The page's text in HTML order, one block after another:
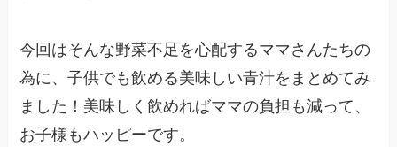
今回はそんな野菜不足を心配するママさんたちの
為に、子供でも飲める美味しい青汁をまとめてみ
ました！美味しく飲めればママの負担も減って、
お子様もハッピーです。